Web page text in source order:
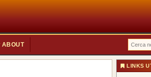
ABOUT
LINKS